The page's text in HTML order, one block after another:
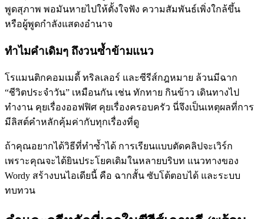
พูดสุภาพ พอมันหายไปให้ตั้งใจฟัง ความสัมพันธ์เพิ่งใกล้ขึ้น
หรือผู้พูดกำลังแสดงอำนาจ
ทำไมคำเดิมๆ ถึงวนซ้ำข้ามแนว
โรแมนติกคอมเมดี้ ทริลเลอร์ และซีรีส์กฎหมาย ล้วนมีฉาก
“ชีวิตประจำวัน” เหมือนกัน เช่น ทักทาย กินข้าว เดินทางไป
ทำงาน คุยเรื่องออฟฟิศ คุยเรื่องครอบครัว นี่จึงเป็นเหตุผลที่การ
มีลิสต์คำหลักคุ้มค่ากับทุกเรื่องที่ดู
ถ้าคุณอยากได้วิธีที่ทำซ้ำได้ การเรียนแบบตัดคลิปจะเวิร์ก
เพราะคุณจะได้ยินประโยคเดิมในหลายบริบท แนวทางของ
Wordy สร้างบนไอเดียนี้ คือ ฉากสั้น ซับโต้ตอบได้ และระบบ
ทบทวน